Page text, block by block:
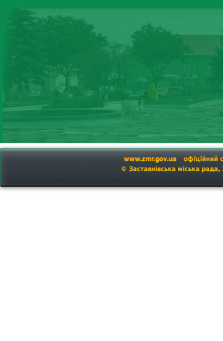
www.zmr.gov.ua
офіційний
© Заставнівська міська рада,